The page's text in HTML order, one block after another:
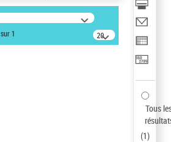
sur 1
20
résultats/page
Tous
(1)